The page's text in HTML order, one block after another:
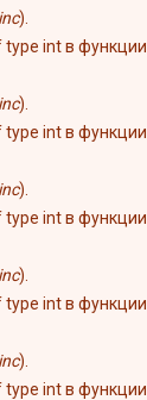
).
type int в функции
).
type int в функции
).
type int в функции
).
type int в функции
).
type int в функции